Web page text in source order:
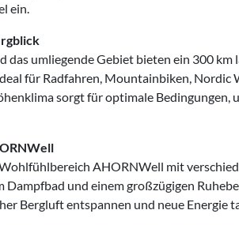
ein.
das umliegende Gebiet bieten ein 300 km
für Radfahren, Mountainbiken, Nordic
sorgt für optimale Bedingungen,
AHORNWell mit
Dampfbad und einem großzügigen
Bergluft entspannen und neue Energie